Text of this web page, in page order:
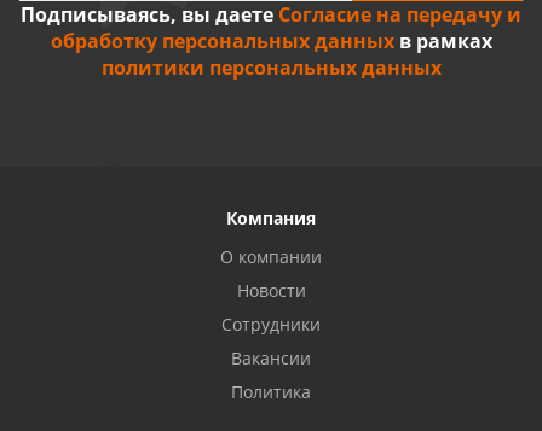
Подписываясь, вы даете Согласие на передачу и
обработку персональных данныхв рамках
политики персональных данных
Компания
О компании
Новости
Сотрудники
Вакансии
Политика